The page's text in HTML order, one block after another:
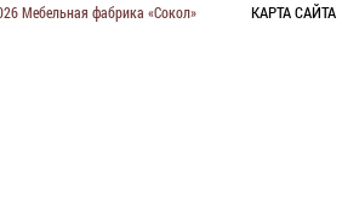
Мебельная фабрика «Сокол» КАРТА САЙТА